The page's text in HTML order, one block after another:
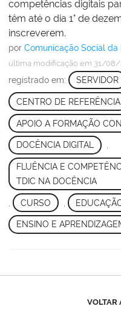
competências digitais
têm até o dia 1° de
inscreverem.
por Comunicação Social da
última modificação em 31/08/
registrado em: SERVIDOR
CENTRO DE REFERÊNCIA
APOIO A FORMAÇÃO
DOCÊNCIA DIGITAL ,
FLUÊNCIA E
TDIC NA DOCÊNCIA
CURSO
ENSINO E
VOLTAR